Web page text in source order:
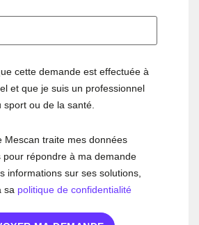
cette demande est effectuée à
et que je suis un professionnel
sport ou de la santé.
Mescan traite mes données
pour répondre à ma demande
informations sur ses solutions,
sa politique de confidentialité